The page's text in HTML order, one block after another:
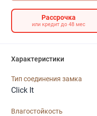
Рассрочка
или кредит до 48 мес
Характеристики
Тип соединения замка
Click It
Влагостойкость